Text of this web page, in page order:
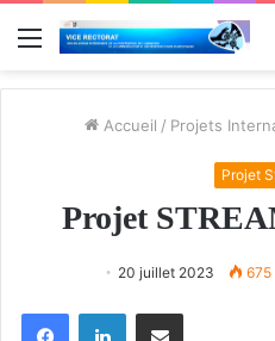
Menu
Accueil / Projets
Projet
Projet
20 juillet 2023 675
FacebookLinkedinPartager par email